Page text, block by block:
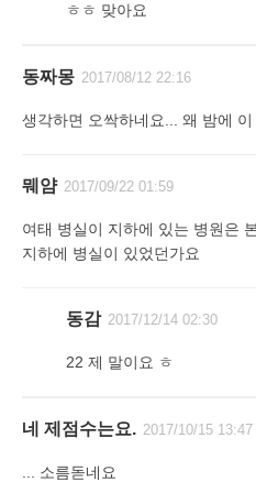
ㅎㅎ 맞아요
동짜몽 2017/08/12 22:16
생각하면 오싹하네요... 왜 밤에
뭬얌 2017/09/22 01:59
여태 병실이 지하에 있는 병원은
지하에 병실이 있었던가요
동감 2017/12/14 02:30
22 제 말이요 ㅎ
네 제점수는요. 2017/10/15 13:47
... 소름돋네요